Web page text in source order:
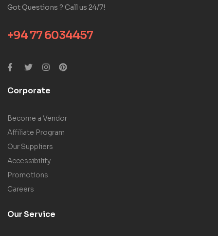
Got Questions ? Call us 24/7!
+94 77 6034457
Corporate
Become a Vendor
Affiliate Program
Our Suppliers
Accessibility
Promotions
Careers
Our Service